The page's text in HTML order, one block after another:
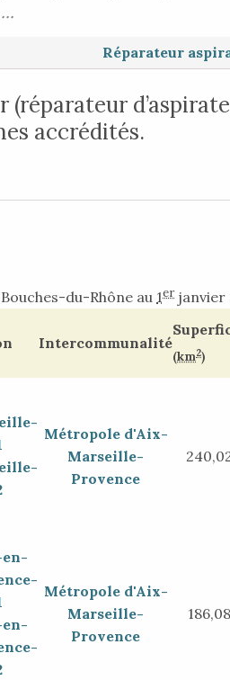
Réparateur
(réparateur
accrédités.
du-Rhône au 1erjanvier
Intercommunalité
(km2)
Métropole d'Aix-
Marseille-
Provence
Métropole d'Aix-
Marseille-
Provence
186,08